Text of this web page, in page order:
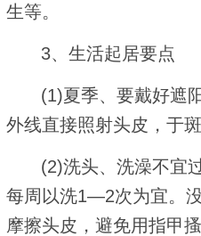
生等。
3、生活起居要点
(1)夏季、要戴好遮
外线直接照射头皮，于
(2)洗头、洗澡不宜
每周以洗1—2次为宜。
摩擦头皮，避免用指甲